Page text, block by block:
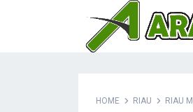
HOME RIAU
RIAU